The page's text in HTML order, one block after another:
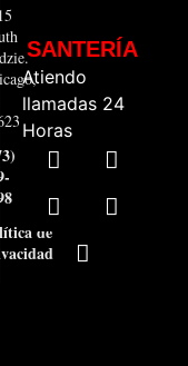
de
SANTERÍA
Atiendo
llamadas 24
Horas